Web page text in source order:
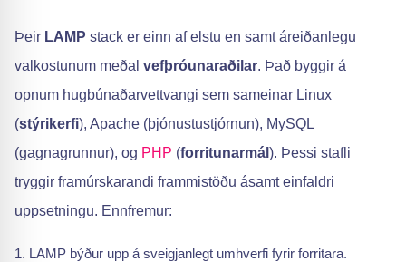
Þeir LAMP stack er einn af elstu en samt áreiðanlegu
valkostunum meðal vefþróunaraðilar. Það byggir á
opnum hugbúnaðarvettvangi sem sameinar Linux
(stýrikerfi), Apache (þjónustustjórnun), MySQL
(gagnagrunnur), og PHP (forritunarmál ). Þessi stafli
tryggir framúrskarandi frammistöðu ásamt einfaldri
uppsetningu. Ennfremur:
LAMP býður upp á sveigjanlegt umhverfi fyrir forritara.